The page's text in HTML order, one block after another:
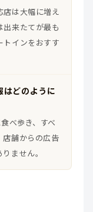
店は大幅に増え
出来たてが最も
トインをおすす
はどのように
べ歩き、すべ
店舗からの広告
ません。